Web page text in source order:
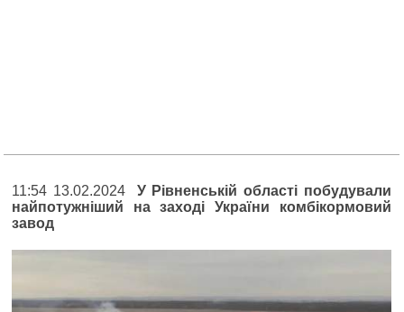
11:54 13.02.2024 У Рівненській області побудували
найпотужніший на заході України комбікормовий
завод